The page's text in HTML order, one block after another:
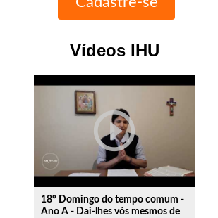
Vídeos IHU
play_circle_outline
18º Domingo do tempo comum -
Ano A - Dai-lhes vós mesmos de